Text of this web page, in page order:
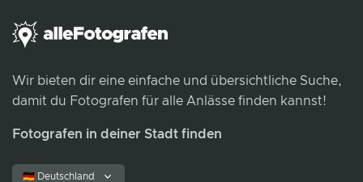
Wir bieten dir eine einfache und übersichtliche Suche,
damit du Fotografen für alle Anlässe finden kannst!
Fotografen in deiner Stadt finden
🇩🇪 Deutschland